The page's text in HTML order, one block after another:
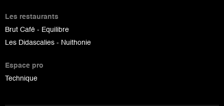
Les restaurants
Brut Café - Equilibre
Les Didascalies - Nuithonie
Espace pro
Technique